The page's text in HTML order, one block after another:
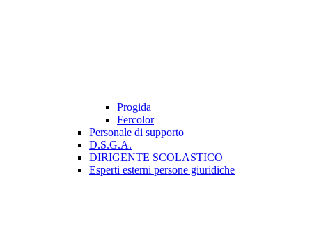
Progida
Fercolor
Personale di supporto
D.S.G.A.
DIRIGENTE SCOLASTICO
Esperti esterni persone giuridiche